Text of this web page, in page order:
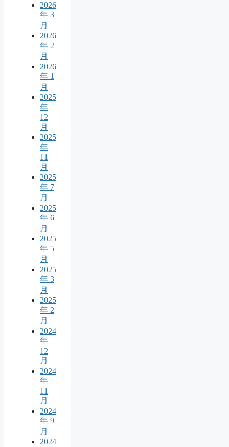
2026
年 3
月
2026
年 2
月
2026
年 1
月
2025
年
12
月
2025
年
11
月
2025
年 7
月
2025
年 6
月
2025
年 5
月
2025
年 3
月
2025
年 2
月
2024
年
12
月
2024
年
11
月
2024
年 9
月
2024